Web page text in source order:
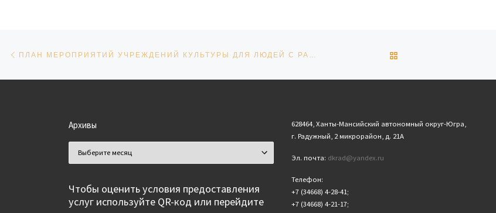
Навигация по записям
Архивы
Чтобы оценить условия предоставления
услуг используйте QR-код или перейдите
628464, Ханты-Мансийский автономный округ-Югра,
г. Радужный, 2 микрорайон, д. 21А
Эл. почта: dkrad@yandex.ru
Телефон:
+7 (34668) 4-28-41;
+7 (34668) 4-21-17;